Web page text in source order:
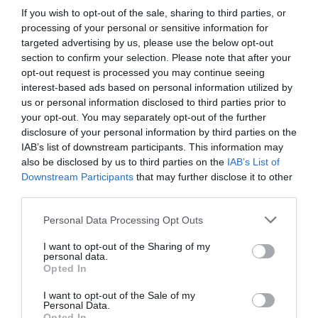
If you wish to opt-out of the sale, sharing to third parties, or
processing of your personal or sensitive information for
targeted advertising by us, please use the below opt-out
section to confirm your selection. Please note that after your
opt-out request is processed you may continue seeing
interest-based ads based on personal information utilized by
us or personal information disclosed to third parties prior to
your opt-out. You may separately opt-out of the further
disclosure of your personal information by third parties on the
IAB’s list of downstream participants. This information may
also be disclosed by us to third parties on the IAB’s List of
Downstream Participants that may further disclose it to other
Please note that this website/app uses one or more Google
not limited to your visit or usage behaviour. You may click to
grant or deny consent to Google and its third-party tags to
use your data for below specified purposes in below Google
consent section.
Personal Data Processing Opt Outs
I want to opt-out of the Sharing of my
personal data.
Opted In
I want to opt-out of the Sale of my
Personal Data.
munkatársakat felvenni. Az ügyvezető
igazgató tájékoztatása szerint január-február
során feltöltötték az idei évre tervezett
létszámukat, „de nyilván a járványhelyzet is
szerepet játszik abban, hogy jelenleg nem
foglalkozunk toborzással” – tette hozzá.
A vállalat a járványhelyzet után egy kisebb
mértékben felfutó termeléssel számol, de Őszi
Csilla hangsúlyozta: „Az eltervezett projekteket
reményeink szerint – ha némi időbeli késéssel
kiemelte, hogy jelenleg is dolgoznak olyan